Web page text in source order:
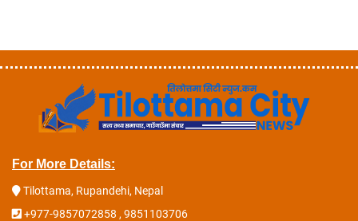
For More Details:
Tilottama, Rupandehi, Nepal
+977-9857072858 , 9851103706